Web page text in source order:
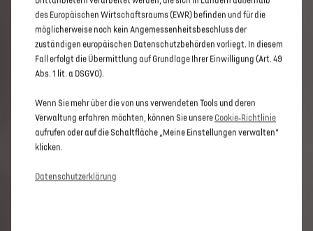
des Europäischen Wirtschaftsraums (EWR) befinden und für die
möglicherweise noch kein Angemessenheitsbeschluss der
zuständigen europäischen Datenschutzbehörden vorliegt. In diesem
Fall erfolgt die Übermittlung auf Grundlage Ihrer Einwilligung (Art. 49
Abs. 1 lit. a DSGVO).
Wenn Sie mehr über die von uns verwendeten Tools und deren
Verwaltung erfahren möchten, können Sie unsere Cookie‑Richtlinie
aufrufen oder auf die Schaltfläche „Meine Einstellungen verwalten“
klicken.
Datenschutzerklärung